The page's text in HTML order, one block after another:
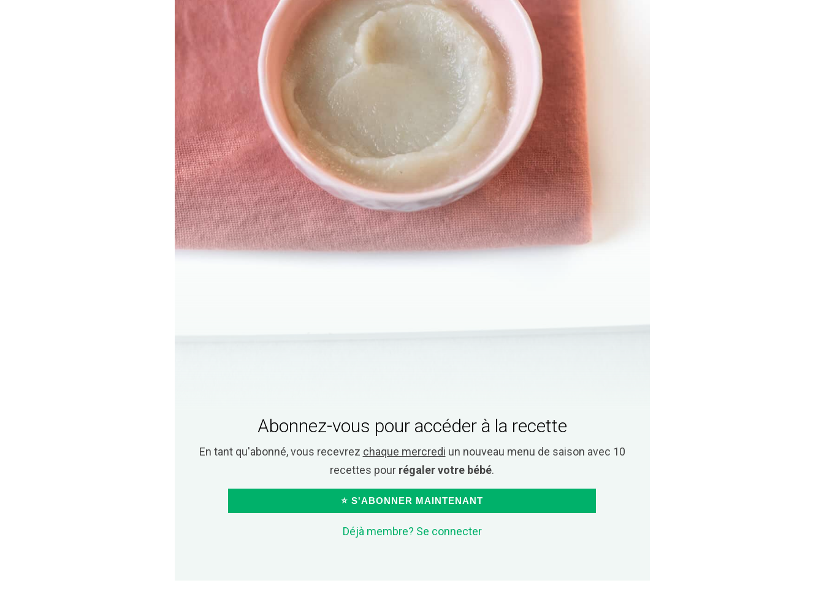
Abonnez-vous pour accéder à la recette
En tant qu'abonné, vous recevrez chaque mercredi un nouveau menu de saison avec 10
recettes pour régaler votre bébé.
⭐ S'ABONNER MAINTENANT
Déjà membre? Se connecter